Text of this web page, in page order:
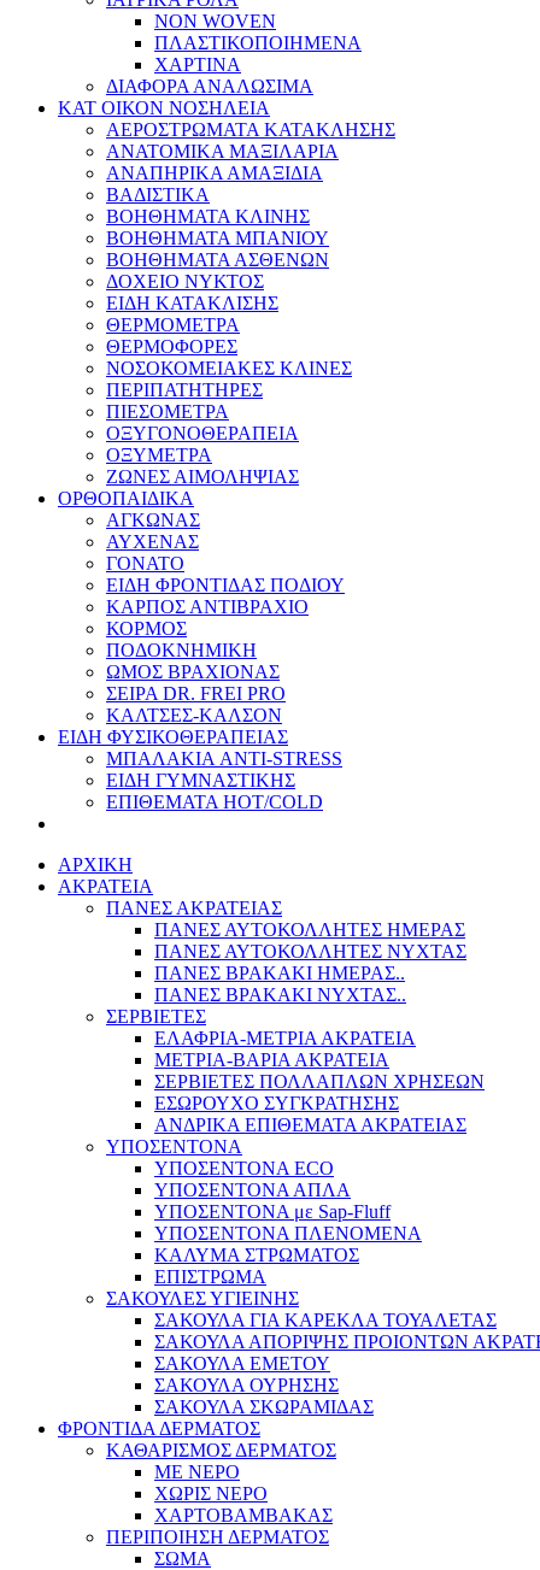
NON WOVEN
ΠΛΑΣΤΙΚΟΠΟΙΗΜΕΝΑ
ΧΑΡΤΙΝΑ
ΔΙΑΦΟΡΑ ΑΝΑΛΩΣΙΜΑ
ΚΑΤ ΟΙΚΟΝ ΝΟΣΗΛΕΙΑ
ΑΕΡΟΣΤΡΩΜΑΤΑ ΚΑΤΑΚΛΗΣΗΣ
ΑΝΑΤΟΜΙΚΑ ΜΑΞΙΛΑΡΙΑ
ΑΝΑΠΗΡΙΚΑ ΑΜΑΞΙΔΙΑ
ΒΑΔΙΣΤΙΚΑ
ΒΟΗΘΗΜΑΤΑ ΚΛΙΝΗΣ
ΒΟΗΘΗΜΑΤΑ ΜΠΑΝΙΟΥ
ΒΟΗΘΗΜΑΤΑ ΑΣΘΕΝΩΝ
ΔΟΧΕΙΟ ΝΥΚΤΟΣ
ΕΙΔΗ ΚΑΤΑΚΛΙΣΗΣ
ΘΕΡΜΟΜΕΤΡΑ
ΘΕΡΜΟΦΟΡΕΣ
ΝΟΣΟΚΟΜΕΙΑΚΕΣ ΚΛΙΝΕΣ
ΠΕΡΙΠΑΤΗΤΗΡΕΣ
ΠΙΕΣΟΜΕΤΡΑ
ΟΞΥΓΟΝΟΘΕΡΑΠΕΙΑ
ΟΞΥΜΕΤΡΑ
ΖΩΝΕΣ ΑΙΜΟΛΗΨΙΑΣ
ΟΡΘΟΠΑΙΔΙΚΑ
ΑΓΚΩΝΑΣ
ΑΥΧΕΝΑΣ
ΓΟΝΑΤΟ
ΕΙΔΗ ΦΡΟΝΤΙΔΑΣ ΠΟΔΙΟΥ
ΚΑΡΠΟΣ ΑΝΤΙΒΡΑΧΙΟ
ΚΟΡΜΟΣ
ΠΟΔΟΚΝΗΜΙΚΗ
ΩΜΟΣ ΒΡΑΧΙΟΝΑΣ
ΣΕΙΡΑ DR. FREI PRO
ΚΑΛΤΣΕΣ-ΚΑΛΣΟΝ
ΕΙΔΗ ΦΥΣΙΚΟΘΕΡΑΠΕΙΑΣ
ΜΠΑΛΑΚΙΑ ANTI-STRESS
ΕΙΔΗ ΓΥΜΝΑΣΤΙΚΗΣ
ΕΠΙΘΕΜΑΤΑ HOT/COLD
ΑΡΧΙΚΗ
ΑΚΡΑΤΕΙΑ
ΠΑΝΕΣ ΑΚΡΑΤΕΙΑΣ
ΠΑΝΕΣ ΑΥΤΟΚΟΛΛΗΤΕΣ ΗΜΕΡΑΣ
ΠΑΝΕΣ ΑΥΤΟΚΟΛΛΗΤΕΣ ΝΥΧΤΑΣ
ΠΑΝΕΣ ΒΡΑΚΑΚΙ ΗΜΕΡΑΣ..
ΠΑΝΕΣ ΒΡΑΚΑΚΙ ΝΥΧΤΑΣ..
ΣΕΡΒΙΕΤΕΣ
ΕΛΑΦΡΙΑ-ΜΕΤΡΙΑ ΑΚΡΑΤΕΙΑ
ΜΕΤΡΙΑ-ΒΑΡΙΑ ΑΚΡΑΤΕΙΑ
ΣΕΡΒΙΕΤΕΣ ΠΟΛΛΑΠΛΩΝ ΧΡΗΣΕΩΝ
ΕΣΩΡΟΥΧΟ ΣΥΓΚΡΑΤΗΣΗΣ
ΑΝΔΡΙΚΑ ΕΠΙΘΕΜΑΤΑ ΑΚΡΑΤΕΙΑΣ
ΥΠΟΣΕΝΤΟΝΑ
ΥΠΟΣΕΝΤΟΝΑ ECO
ΥΠΟΣΕΝΤΟΝΑ ΑΠΛΑ
ΥΠΟΣΕΝΤΟΝΑ με Sap-Fluff
ΥΠΟΣΕΝΤΟΝΑ ΠΛΕΝΟΜΕΝΑ
ΚΑΛΥΜΑ ΣΤΡΩΜΑΤΟΣ
ΕΠΙΣΤΡΩΜΑ
ΣΑΚΟΥΛΕΣ ΥΓΙΕΙΝΗΣ
ΣΑΚΟΥΛΑ ΓΙΑ ΚΑΡΕΚΛΑ ΤΟΥΑΛΕΤΑΣ
ΣΑΚΟΥΛΑ ΑΠΟΡΙΨΗΣ ΠΡΟΙΟΝΤΩΝ
ΣΑΚΟΥΛΑ ΕΜΕΤΟΥ
ΣΑΚΟΥΛΑ ΟΥΡΗΣΗΣ
ΣΑΚΟΥΛΑ ΣΚΩΡΑΜΙΔΑΣ
ΦΡΟΝΤΙΔΑ ΔΕΡΜΑΤΟΣ
ΚΑΘΑΡΙΣΜΟΣ ΔΕΡΜΑΤΟΣ
ΜΕ ΝΕΡΟ
ΧΩΡΙΣ ΝΕΡΟ
ΧΑΡΤΟΒΑΜΒΑΚΑΣ
ΠΕΡΙΠΟΙΗΣΗ ΔΕΡΜΑΤΟΣ
ΣΩΜΑ